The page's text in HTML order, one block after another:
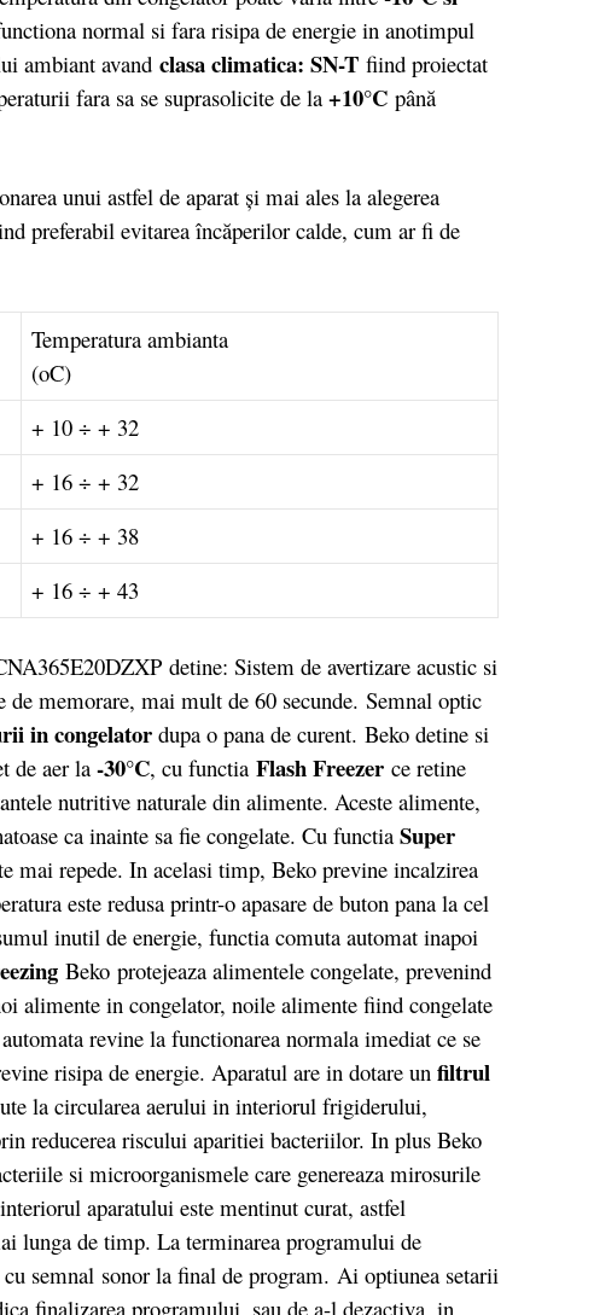
normal si fara risipa de energie in anotimpul
ambiant avand clasa climatica: SN-T fiind proiectat
fara sa se suprasolicite de la +10°C până
unui astfel de aparat şi mai ales la alegerea
preferabil evitarea încăperilor calde, cum ar fi de
Temperatura ambianta
(oC)
+ 10 ÷ + 32
+ 16 ÷ + 32
+ 16 ÷ + 38
+ 16 ÷ + 43
detine: Sistem de avertizare acustic si
de memorare, mai mult de 60 secunde. Semnal optic
in congelator dupa o pana de curent. Beko detine si
de aer la -30°C, cu functia Flash Freezer ce retine
nutritive naturale din alimente. Aceste alimente,
ca inainte sa fie congelate. Cu functia Super
mai repede. In acelasi timp, Beko previne incalzirea
este redusa printr-o apasare de buton pana la cel
inutil de energie, functia comuta automat inapoi
Beko protejeaza alimentele congelate, prevenind
alimente in congelator, noile alimente fiind congelate
revine la functionarea normala imediat ce se
risipa de energie. Aparatul are in dotare un filtrul
la circularea aerului in interiorul frigiderului,
reducerea riscului aparitiei bacteriilor. In plus Beko
si microorganismele care genereaza mirosurile
aparatului este mentinut curat, astfel
lunga de timp. La terminarea programului de
cu semnal sonor la final de program. Ai optiunea setarii
finalizarea programului, sau de a-l dezactiva, in